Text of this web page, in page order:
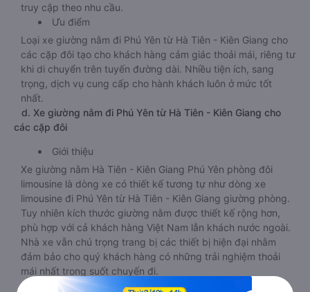
truy cập theo nhu cầu.
Ưu điểm
Loại xe giường nằm đi Phú Yên từ Hà Tiên - Kiên Giang cho
các cặp đôi tạo cho khách hàng cảm giác thoải mái, riêng tư
khi di chuyển trên tuyến đường dài. Nhiều tiện ích, sang
trọng, dịch vụ cung cấp cho hành khách luôn ở mức tốt
nhất.
d. Xe giường nằm đi Phú Yên từ Hà Tiên - Kiên Giang cho
các cặp đôi
Giới thiệu
Xe giường nằm Hà Tiên - Kiên Giang Phú Yên phòng đôi
limousine là dòng xe có thiết kế tương tự như dòng xe
limousine đi Phú Yên từ Hà Tiên - Kiên Giang giường phòng.
Tuy nhiên kích thước giường nằm được thiết kế rộng hơn,
phù hợp với cả khách hàng Việt Nam lẫn khách nước ngoài.
Nhà xe vẫn chú trọng trang bị các thiết bị hiện đại nhằm
đảm bảo cho quý khách hàng có những trải nghiệm thoải
mái nhất trong suốt chuyến đi.
Tiện ích